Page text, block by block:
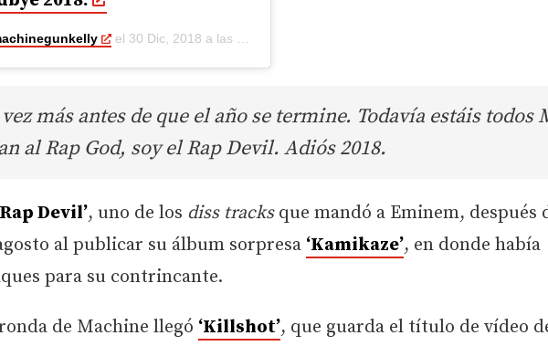
el 30 Dic, 2018 a las 1:51 PST
más antes de que el año se termine. Todavía estáis todos
al Rap God, soy el Rap Devil. Adiós 2018.
Devil’, uno de los diss tracksque mandó a Eminem, después
al publicar su álbum sorpresa ‘Kamikaze’, en donde había
para su contrincante.
de Machine llegó ‘Killshot’, que guarda el título de vídeo